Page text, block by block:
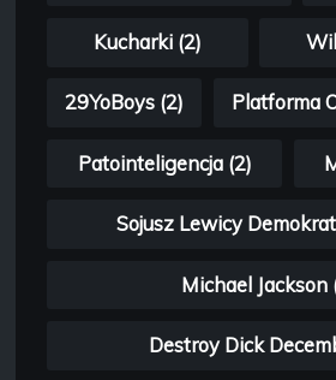
Kucharki (2)
29YoBoys (2) Platforma
Patointeligencja (2)
Sojusz Lewicy
Michael Jackson
Destroy Dick